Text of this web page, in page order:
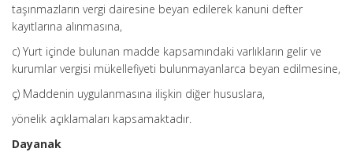
taşınmazların vergi dairesine beyan edilerek kanuni defter
kayıtlarına alınmasına,
c) Yurt içinde bulunan madde kapsamındaki varlıkların gelir ve
kurumlar vergisi mükellefiyeti bulunmayanlarca beyan edilmesine,
ç) Maddenin uygulanmasına ilişkin diğer hususlara,
yönelik açıklamaları kapsamaktadır.
Dayanak